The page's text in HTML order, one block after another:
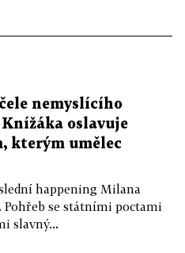
nemyslícího
oslavuje
kterým umělec
happening Milana
Pohřeb se státními poctami
slavný...